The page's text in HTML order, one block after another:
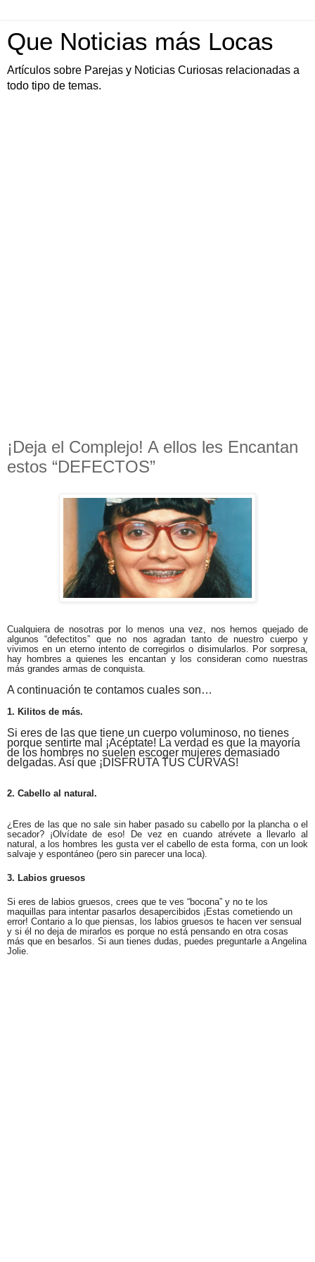
Que Noticias más Locas
Artículos sobre Parejas y Noticias Curiosas relacionadas a
todo tipo de temas.
¡Deja el Complejo! A ellos les Encantan
estos “DEFECTOS”
Cualquiera de nosotras por lo menos una vez, nos hemos quejado de
algunos “defectitos” que no nos agradan tanto de nuestro cuerpo y
vivimos en un eterno intento de corregirlos o disimularlos. Por sorpresa,
hay hombres a quienes les encantan y los consideran como nuestras
más grandes armas de conquista.
A continuación te contamos cuales son…
1. Kilitos de más.
Si eres de las que tiene un cuerpo voluminoso, no tienes
porque sentirte mal ¡Acéptate! La verdad es que la mayoría
de los hombres no suelen escoger mujeres demasiado
delgadas. Así que ¡DISFRUTA TUS CURVAS!
2. Cabello al natural.
¿Eres de las que no sale sin haber pasado su cabello por la plancha o el
secador? ¡Olvídate de eso! De vez en cuando atrévete a llevarlo al
natural, a los hombres les gusta ver el cabello de esta forma, con un look
salvaje y espontáneo (pero sin parecer una loca).
3. Labios gruesos
Si eres de labios gruesos, crees que te ves “bocona” y no te los
maquillas para intentar pasarlos desapercibidos ¡Estas cometiendo un
error! Contario a lo que piensas, los labios gruesos te hacen ver sensual
y si él no deja de mirarlos es porque no está pensando en otra cosas
más que en besarlos. Si aun tienes dudas, puedes preguntarle a Angelina
Jolie.